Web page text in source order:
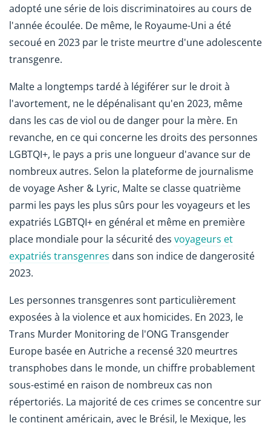
adopté une série de lois discriminatoires au cours de
l'année écoulée. De même, le Royaume-Uni a été
secoué en 2023 par le triste meurtre d'une adolescente
transgenre.
Malte a longtemps tardé à légiférer sur le droit à
l'avortement, ne le dépénalisant qu'en 2023, même
dans les cas de viol ou de danger pour la mère. En
revanche, en ce qui concerne les droits des personnes
LGBTQI+, le pays a pris une longueur d'avance sur de
nombreux autres. Selon la plateforme de journalisme
de voyage Asher & Lyric, Malte se classe quatrième
parmi les pays les plus sûrs pour les voyageurs et les
expatriés LGBTQI+ en général et même en première
place mondiale pour la sécurité des voyageurs et
expatriés transgenres dans son indice de dangerosité
2023.
Les personnes transgenres sont particulièrement
exposées à la violence et aux homicides. En 2023, le
Trans Murder Monitoring de l'ONG Transgender
Europe basée en Autriche a recensé 320 meurtres
transphobes dans le monde, un chiffre probablement
sous-estimé en raison de nombreux cas non
répertoriés. La majorité de ces crimes se concentre sur
le continent américain, avec le Brésil, le Mexique, les